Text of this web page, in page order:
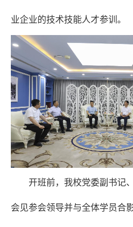
业企业的技术技能人才参训。
开班前，我校党委副书记
会见参会领导并与全体学员合